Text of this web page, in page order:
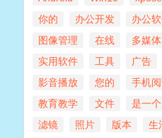
你的
办公开发 办公
图像管理
在线 多媒体
实用软件
工具 广告
影音播放
您的 手机
教育教学
文件 是一个
滤镜
照片 版本 生